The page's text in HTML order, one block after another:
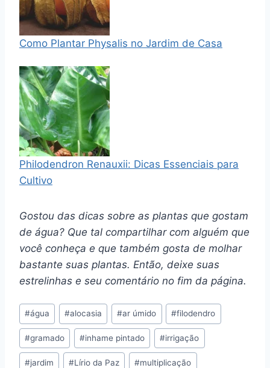
Como Plantar Physalis no Jardim de Casa
Philodendron Renauxii: Dicas Essenciais para
Cultivo
Gostou das dicas sobre as plantas que gostam
de água? Que tal compartilhar com alguém que
você conheça e que também gosta de molhar
bastante suas plantas. Então, deixe suas
estrelinhas e seu comentário no fim da página.
Tags
do
Post:
#água #alocasia #ar úmido #filodendro
#gramado #inhame pintado #irrigação
#jardim #Lírio da Paz #multiplicação